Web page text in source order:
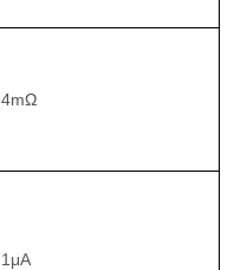
4mΩ
1 μA